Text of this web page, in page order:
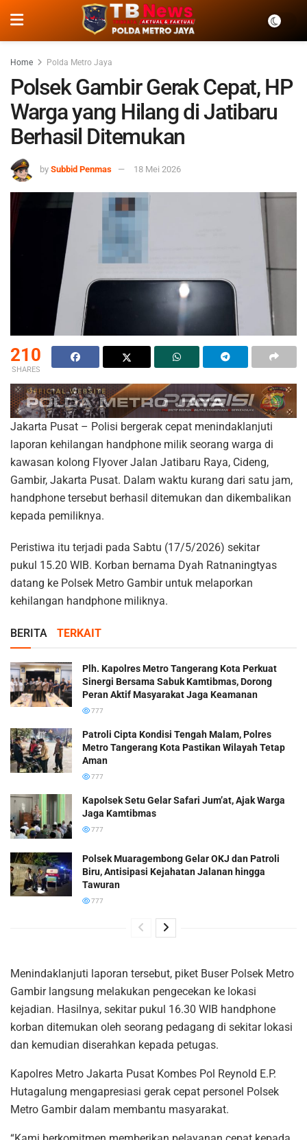
Home Polda Metro Jaya
Polsek Gambir Gerak Cepat, HP
Warga yang Hilang di Jatibaru
Berhasil Ditemukan
by Subbid Penmas 18 Mei 2026
210
SHARES
Jakarta Pusat – Polisi bergerak cepat menindaklanjuti
laporan kehilangan handphone milik seorang warga di
kawasan kolong Flyover Jalan Jatibaru Raya, Cideng,
Gambir, Jakarta Pusat. Dalam waktu kurang dari satu jam,
handphone tersebut berhasil ditemukan dan dikembalikan
kepada pemiliknya.
Peristiwa itu terjadi pada Sabtu (17/5/2026) sekitar
pukul 15.20 WIB. Korban bernama Dyah Ratnaningtyas
datang ke Polsek Metro Gambir untuk melaporkan
kehilangan handphone miliknya.
BERITA TERKAIT
Plh. Kapolres Metro Tangerang Kota Perkuat
Sinergi Bersama Sabuk Kamtibmas, Dorong
Peran Aktif Masyarakat Jaga Keamanan
777
Patroli Cipta Kondisi Tengah Malam, Polres
Metro Tangerang Kota Pastikan Wilayah Tetap
Aman
777
Kapolsek Setu Gelar Safari Jum’at, Ajak Warga
Jaga Kamtibmas
777
Polsek Muaragembong Gelar OKJ dan Patroli
Biru, Antisipasi Kejahatan Jalanan hingga
Tawuran
777
Menindaklanjuti laporan tersebut, piket Buser Polsek Metro
Gambir langsung melakukan pengecekan ke lokasi
kejadian. Hasilnya, sekitar pukul 16.30 WIB handphone
korban ditemukan oleh seorang pedagang di sekitar lokasi
dan kemudian diserahkan kepada petugas.
Kapolres Metro Jakarta Pusat Kombes Pol Reynold E.P.
Hutagalung mengapresiasi gerak cepat personel Polsek
Metro Gambir dalam membantu masyarakat.